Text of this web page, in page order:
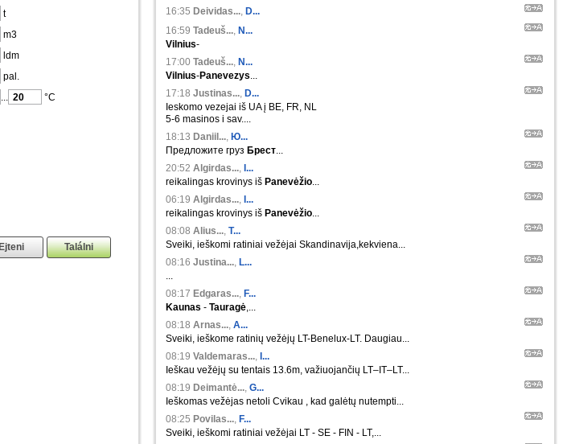
t
m3
ldm
pal.
°C
16:35 Deividas..., D...
16:59 Tadeuš..., N...
Vilnius-
17:00 Tadeuš..., N...
Vilnius-Panevezys...
17:18 Justinas..., D...
Ieskomo vezejai iš UA į BE, FR, NL
5-6 masinos i sav....
18:13 Daniil..., Ю...
Предложите груз Брест...
20:52 Algirdas..., I...
reikalingas krovinys iš Panevėžio...
06:19 Algirdas..., I...
reikalingas krovinys iš Panevėžio...
08:08 Alius..., T...
Sveiki, ieškomi ratiniai vežėjai Skandinavija,kekviena...
08:16 Justina..., L...
...
08:17 Edgaras..., F...
Kaunas - Tauragė,...
08:18 Arnas..., A...
Sveiki, ieškome ratinių vežėjų LT-Benelux-LT. Daugiau...
08:19 Valdemaras..., I...
Ieškau vežėjų su tentais 13.6m, važiuojančių LT–IT–LT...
08:19 Deimantė..., G...
Ieškomas vežėjas netoli Cvikau , kad galėtų nutempti...
08:25 Povilas..., F...
Sveiki, ieškomi ratiniai vežėjai LT - SE - FIN - LT,...